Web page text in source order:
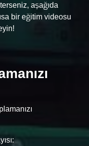
aşağıda
bir eğitim videosu